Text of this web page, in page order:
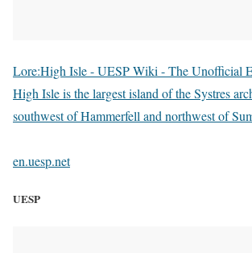
Lore:High Isle - UESP Wiki - The Unofficial
High Isle is the largest island of the Systres
southwest of Hammerfell and northwest of
en.uesp.net
UESP